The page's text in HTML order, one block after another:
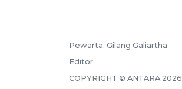
Pewarta: Gilang Galiartha
Editor:
COPYRIGHT © ANTARA 2026